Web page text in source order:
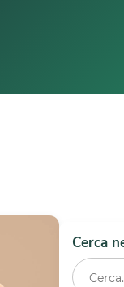
Cerca